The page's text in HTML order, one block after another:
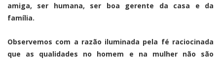
amiga, ser humana, ser boa gerente da casa e da
família.
Observemos com a razão iluminada pela fé raciocinada
que as qualidades no homem e na mulher não são